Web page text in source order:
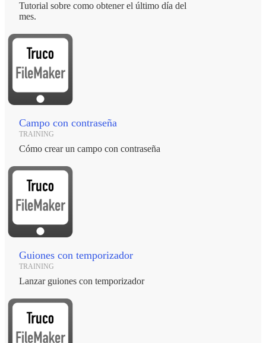
Tutorial sobre como obtener el último día del
mes.
Campo con contraseña
TRAINING
Cómo crear un campo con contraseña
Guiones con temporizador
TRAINING
Lanzar guiones con temporizador